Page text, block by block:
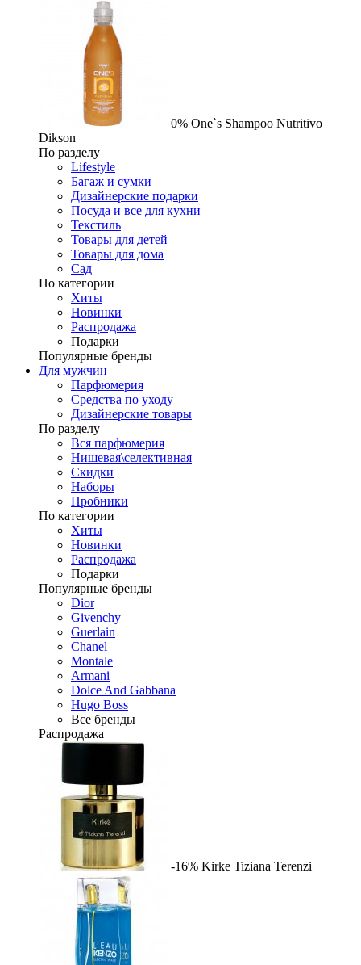
0% One`s Shampoo Nutritivo
Dikson
По разделу
Lifestyle
Багаж и сумки
Дизайнерские подарки
Посуда и все для кухни
Текстиль
Товары для детей
Товары для дома
Сад
По категории
Хиты
Новинки
Распродажа
Подарки
Популярные бренды
Для мужчин
Парфюмерия
Средства по уходу
Дизайнерские товары
По разделу
Вся парфюмерия
Нишевая\селективная
Скидки
Наборы
Пробники
По категории
Хиты
Новинки
Распродажа
Подарки
Популярные бренды
Dior
Givenchy
Guerlain
Chanel
Montale
Armani
Dolce And Gabbana
Hugo Boss
Все бренды
Распродажа
-16% Kirke Tiziana Terenzi